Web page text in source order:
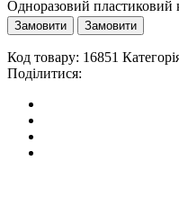
Одноразовий пластиковий
Замовити Замовити
Код товару: 16851
Поділитися: